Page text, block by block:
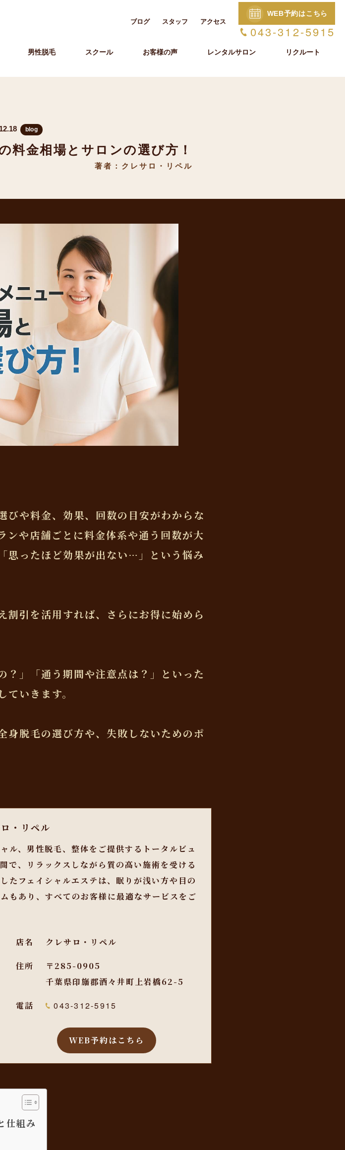
ブログ スタッフ アクセス
WEB予約はこちら
043-312-5915
男性脱毛 スクール お客様の声 レンタルサロン リクルート
blog
料金相場とサロンの選び方！
著者：クレサロ・リペル
びや料金、効果、回数の目安がわからな
や店舗ごとに料金体系や通う回数が大
思ったほど効果が出ない…」という悩み
割引を活用すれば、さらにお得に始めら
？」「通う期間や注意点は？」といった
いきます。
身脱毛の選び方や、失敗しないためのポ
・リペル
ル、男性脱毛、整体をご提供するトータルビュ
で、リラックスしながら質の高い施術を受ける
たフェイシャルエステは、眠りが浅い方や目の
もあり、すべてのお客様に最適なサービスをご
店名 クレサロ・リペル
住所
〒285-0905
千葉県印旛郡酒々井町上岩橋62-5
電話 043-312-5915
WEB予約はこちら
仕組み